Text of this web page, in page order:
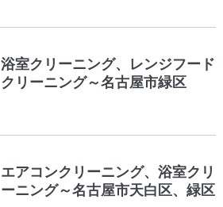
浴室クリーニング、レンジフード
クリーニング～名古屋市緑区
エアコンクリーニング、浴室クリ
ーニング～名古屋市天白区、緑区